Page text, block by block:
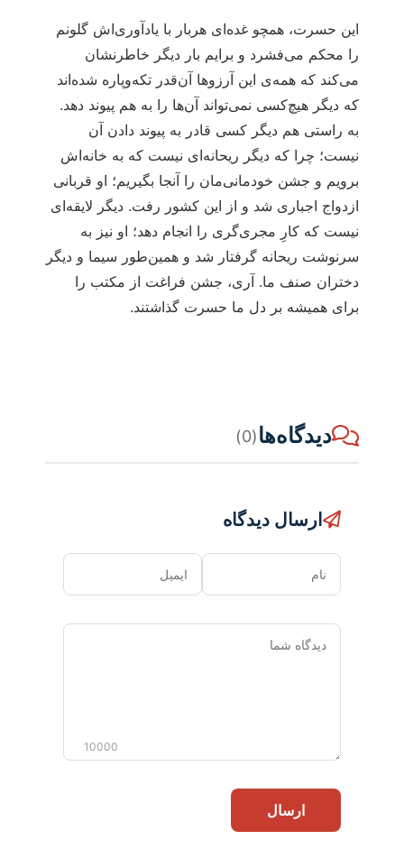
این حسرت، همچو غده‌ای هربار با یادآوری‌اش گلونم
را محکم می‌فشرد و برایم بار دیگر خاطرنشان
می‌کند که همه‌ی این آرزوها آن‌قدر تکه‌وپاره شده‌اند
که دیگر هیچ‌کسی نمی‌تواند آن‌ها را به هم پیوند دهد.
به راستی هم دیگر کسی قادر به پیوند دادن آن
نیست؛ چرا که دیگر ریحانه‌ای نیست که به خانه‌اش
برویم و جشن خودمانی‌مان را آنجا بگیریم؛ او قربانی
ازدواج اجباری شد و از این کشور رفت. دیگر لایقه‌ای
نیست که کارِ مجری‌گری را انجام دهد؛ او نیز به
سرنوشت ریحانه گرفتار شد و همین‌طور سیما و دیگر
دختران صنف ما. آری، جشن فراغت از مکتب را
برای همیشه بر دل ما حسرت گذاشتند.
دیدگاه‌ها(0)
ارسال دیدگاه
نام ایمیل
دیدگاه
10000
ارسال